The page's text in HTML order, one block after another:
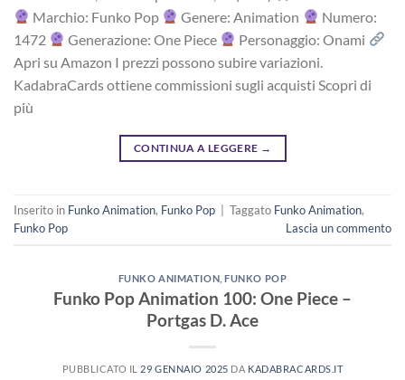
Marchio: Funko Pop
Genere: Animation
Numero:
1472
Generazione: One Piece
Personaggio: Onami
Apri su Amazon I prezzi possono subire variazioni.
KadabraCards ottiene commissioni sugli acquisti Scopri di
più
CONTINUA A LEGGERE →
Inserito in Funko Animation, Funko Pop Taggato Funko Animation,
Funko Pop
Lascia un commento
FUNKO ANIMATION ,FUNKO POP
Funko Pop Animation 100: One Piece –
Portgas D. Ace
PUBBLICATO IL 29 GENNAIO 2025 DA KADABRACARDS.IT